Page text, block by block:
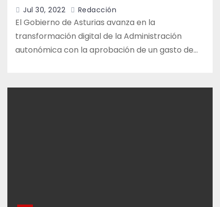
Jul 30, 2022 Redacción
El Gobierno de Asturias avanza en la
transformación digital de la Administración
autonómica con la aprobación de un gasto de…